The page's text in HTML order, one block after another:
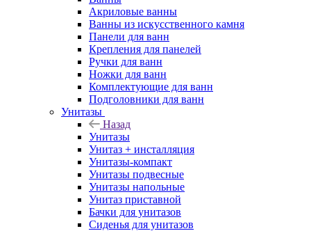
Акриловые ванны
Ванны из искусственного камня
Панели для ванн
Крепления для панелей
Ручки для ванн
Ножки для ванн
Комплектующие для ванн
Подголовники для ванн
Унитазы
Назад
Унитазы
Унитаз + инсталляция
Унитазы-компакт
Унитазы подвесные
Унитазы напольные
Унитаз приставной
Бачки для унитазов
Сиденья для унитазов